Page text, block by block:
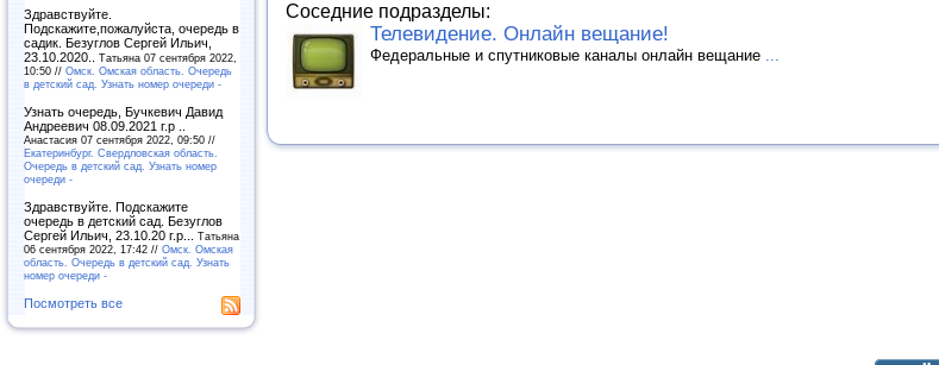
Здравствуйте.
Подскажите,пожалуйста, очередь в
садик. Безуглов Сергей Ильич,
23.10.2020.. Татьяна 07 сентября 2022,
10:50 // Омск. Омская область. Очередь
в детский сад. Узнать номер очереди -
Узнать очередь, Бучкевич Давид
Андреевич 08.09.2021 г.р ..
Анастасия 07 сентября 2022, 09:50 //
Екатеринбург. Свердловская область.
Очередь в детский сад. Узнать номер
очереди -
Здравствуйте. Подскажите
очередь в детский сад. Безуглов
Сергей Ильич, 23.10.20 г.р... Татьяна
06 сентября 2022, 17:42 // Омск. Омская
область. Очередь в детский сад. Узнать
номер очереди -
Посмотреть все
Соседние подразделы:
Телевидение. Онлайн вещание!
Федеральные и спутниковые каналы онлайн вещание ...